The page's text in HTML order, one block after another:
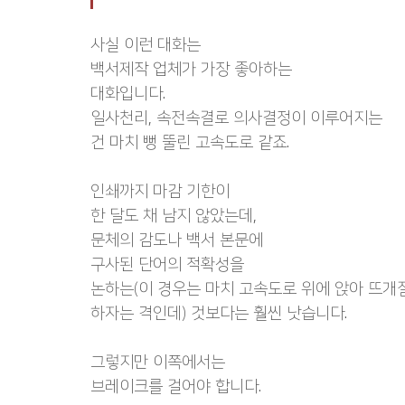
사실 이런 대화는
백서제작 업체가 가장 좋아하는
대화입니다.
일사천리, 속전속결로 의사결정이 이루어지는
건 마치 뻥 뚤린 고속도로 같죠.
인쇄까지 마감 기한이
한 달도 채 남지 않았는데,
문체의 감도나 백서 본문에
구사된 단어의 적확성을
논하는(이 경우는 마치 고속도로 위에 앉아 뜨개
하자는 격인데) 것보다는 훨씬 낫습니다.
그렇지만 이쪽에서는
브레이크를 걸어야 합니다.